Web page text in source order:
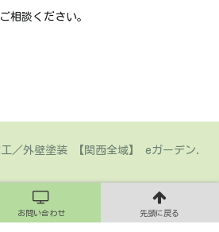
相談ください。
／外壁塗装 【関西全域】 eガーデン.
お問い合わせ 先頭に戻る